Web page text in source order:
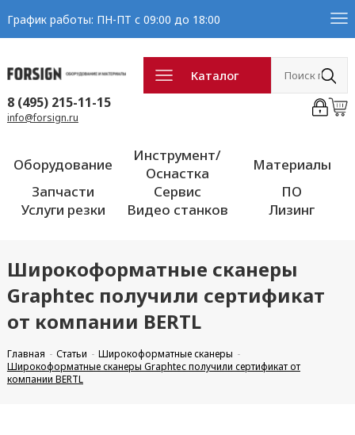
График работы: ПН-ПТ с 09:00 до 18:00
Каталог
8 (495) 215-11-15
info@forsign.ru
Оборудование
Инструмент/
Оснастка
Материалы
Запчасти
Сервис
ПО
Услуги резки
Видео станков Лизинг
Широкоформатные сканеры
Graphtec получили сертификат
от компании BERTL
Главная Статьи
Широкоформатные сканеры
Широкоформатные сканеры Graphtec получили сертификат от
компании BERTL